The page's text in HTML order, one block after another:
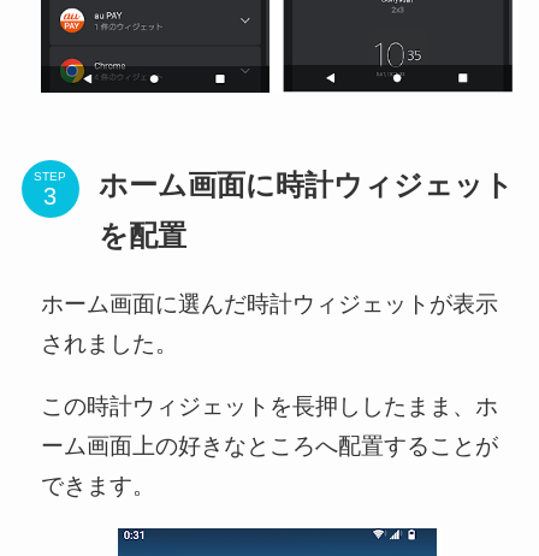
STEP
ホーム画面に時計ウィジェット
を配置
ホーム画面に選んだ時計ウィジェットが表示
されました。
この時計ウィジェットを長押ししたまま、ホ
ーム画面上の好きなところへ配置することが
できます。